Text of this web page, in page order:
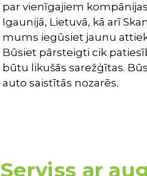
par vienīgajiem kompānijas
Igaunijā, Lietuvā, kā arī
mums iegūsiet jaunu
Būsiet pārsteigti cik
būtu likušās sarežģītas.
auto saistītās nozarēs.
Serviss ar